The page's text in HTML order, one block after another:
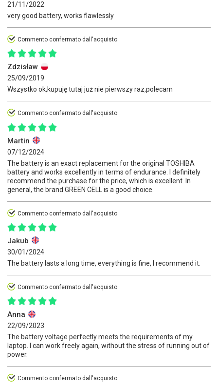
21/11/2022
very good battery, works flawlessly
Commento confermato dall'acquisto
Zdzisław
25/09/2019
Wszystko ok,kupuję tutaj już nie pierwszy raz,polecam
Commento confermato dall'acquisto
Martin
07/12/2024
The battery is an exact replacement for the original TOSHIBA
battery and works excellently in terms of endurance. I definitely
recommend the purchase for the price, which is excellent. In
general, the brand GREEN CELL is a good choice.
Commento confermato dall'acquisto
Jakub
30/01/2024
The battery lasts a long time, everything is fine, I recommend it.
Commento confermato dall'acquisto
Anna
22/09/2023
The battery voltage perfectly meets the requirements of my
laptop. I can work freely again, without the stress of running out of
power.
Commento confermato dall'acquisto